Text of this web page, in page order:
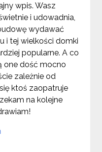
wpis. Wasz
i udowadnia,
wydawać
i tej wielkości domki
popularne. A co
one dość mocno
zależnie od
ktoś zaopatruje
na kolejne